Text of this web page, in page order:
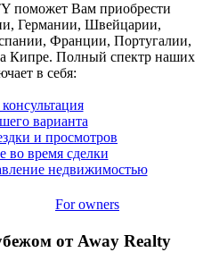
поможет Вам приобрести
Германии, Швейцарии,
Франции, Португалии,
Кипре. Полный спектр наших
в себя:
варианта
и просмотров
во время сделки
недвижимостью
For owners
от Away Realty